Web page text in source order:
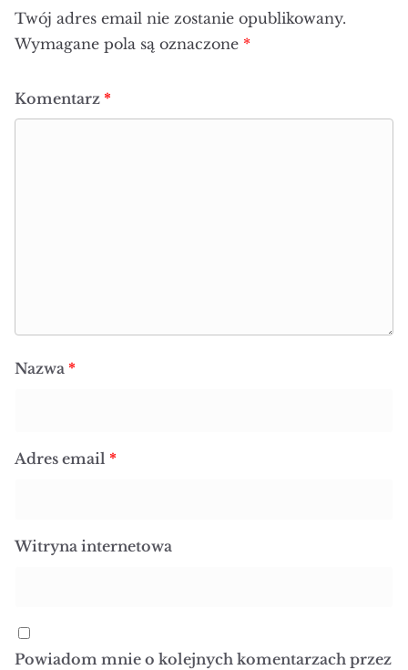
Twój adres email nie zostanie opublikowany.
Wymagane pola są oznaczone *
Komentarz *
Nazwa *
Adres email *
Witryna internetowa
Powiadom mnie o kolejnych komentarzach przez